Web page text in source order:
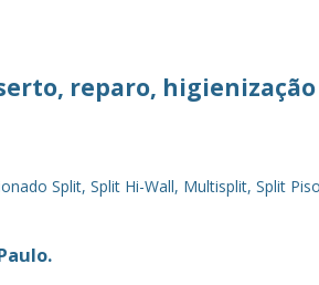
reparo,
Split, Split Hi-Wall, Multisplit, Split